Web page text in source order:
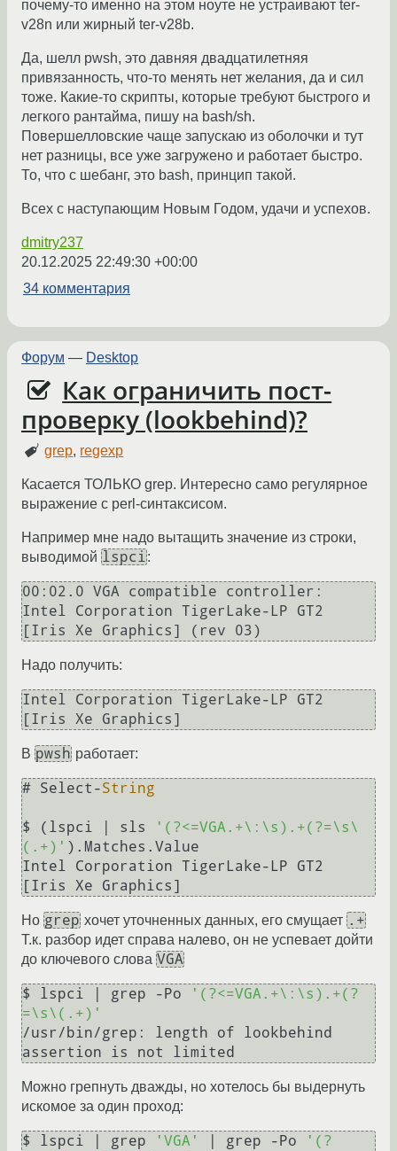
почему-то именно на этом ноуте не устраивают ter-
v28n или жирный ter-v28b.
Да, шелл pwsh, это давняя двадцатилетняя
привязанность, что-то менять нет желания, да и сил
тоже. Какие-то скрипты, которые требуют быстрого и
легкого рантайма, пишу на bash/sh.
Повершелловские чаще запускаю из оболочки и тут
нет разницы, все уже загружено и работает быстро.
То, что с шебанг, это bash, принцип такой.
Всех с наступающим Новым Годом, удачи и успехов.
dmitry237
20.12.2025 22:49:30 +00:00
34 комментария
Форум — Desktop
Как ограничить пост-
проверку (lookbehind)?
grep, regexp
Касается ТОЛЬКО grep. Интересно само регулярное
выражение с perl-синтаксисом.
Например мне надо вытащить значение из строки,
выводимой lspci:
00:02.0 VGA compatible controller:
Intel Corporation TigerLake-LP GT2
Надо получить:
Intel Corporation TigerLake-LP GT2
В pwsh работает:
# Select-String
$ (lspci | sls '(?<=VGA.+\: \s ).+(?=\s \
(.+)' ).Matches.Value
Intel Corporation TigerLake-LP GT2
Но grep хочет уточненных данных, его смущает .+
Т.к. разбор идет справа налево, он не успевает дойти
до ключевого слова VGA
$ lspci | grep -Po
'(?<=VGA.+\:\s).+(?
=\s\(.+)'
/usr/bin/grep: length of lookbehind
Можно грепнуть дважды, но хотелось бы выдернуть
искомое за один проход:
$ lspci | grep 'VGA' | grep -Po
'(?